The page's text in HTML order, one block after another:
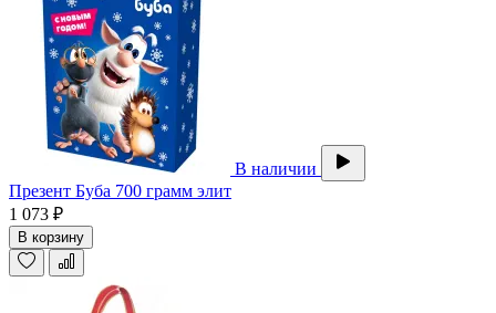
В наличии
Презент Буба 700 грамм элит
1 073 ₽
В корзину